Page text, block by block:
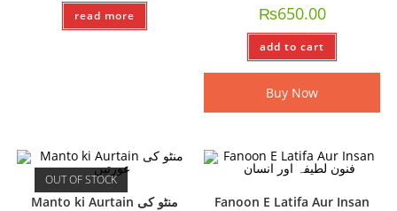
read more ₨650.00
add to cart
Buy Now
OUT OF STOCK
Manto ki Aurtain منٹو کی
Fanoon E Latifa Aur Insan